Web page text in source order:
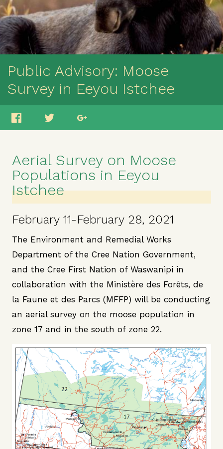
Public Advisory: Moose
Survey in Eeyou Istchee
Aerial Survey on Moose
Populations in Eeyou
Istchee
February 11-February 28, 2021
The Environment and Remedial Works
Department of the Cree Nation Government,
and the Cree First Nation of Waswanipi in
collaboration with the Ministère des Forêts, de
la Faune et des Parcs (MFFP) will be conducting
an aerial survey on the moose population in
zone 17 and in the south of zone 22.